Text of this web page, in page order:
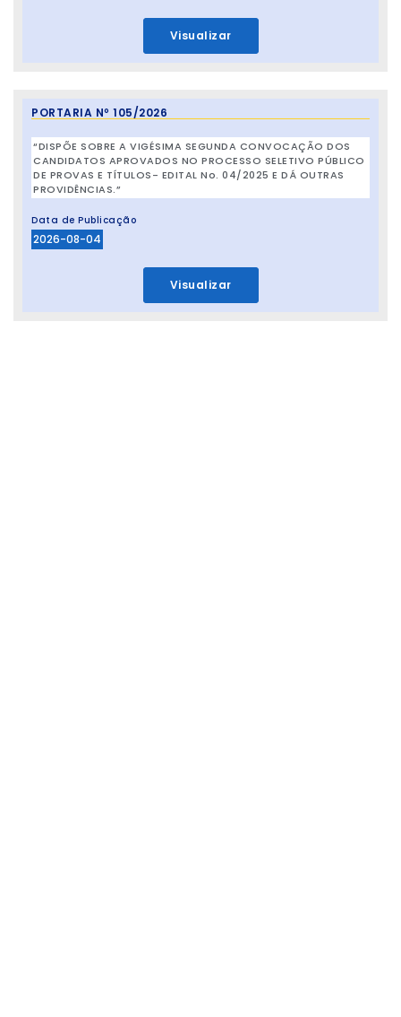
Visualizar
PORTARIA Nº 105/2026
“DISPÕE SOBRE A VIGÉSIMA SEGUNDA CONVOCAÇÃO DOS
CANDIDATOS APROVADOS NO PROCESSO SELETIVO PÚBLICO
DE PROVAS E TÍTULOS- EDITAL No. 04/2025 E DÁ OUTRAS
PROVIDÊNCIAS.”
Data de Publicação
2026-08-04
Visualizar